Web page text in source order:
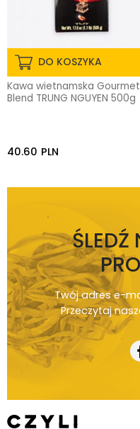
DO KOSZYKA
Kawa wietnamska Gourmet
Blend TRUNG NGUYEN 500g
40.60 PLN
Twój adres e-
Przeczytaj